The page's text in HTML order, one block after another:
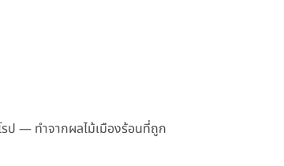
รป — ทำจากผลไม้เมืองร้อนที่ถูก